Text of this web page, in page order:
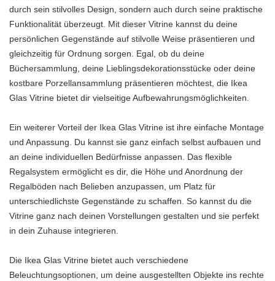
durch sein stilvolles Design, sondern auch durch seine praktische
Funktionalität überzeugt. Mit dieser Vitrine kannst du deine
persönlichen Gegenstände auf stilvolle Weise präsentieren und
gleichzeitig für Ordnung sorgen. Egal, ob du deine
Büchersammlung, deine Lieblingsdekorationsstücke oder deine
kostbare Porzellansammlung präsentieren möchtest, die Ikea
Glas Vitrine bietet dir vielseitige Aufbewahrungsmöglichkeiten.
Ein weiterer Vorteil der Ikea Glas Vitrine ist ihre einfache Montage
und Anpassung. Du kannst sie ganz einfach selbst aufbauen und
an deine individuellen Bedürfnisse anpassen. Das flexible
Regalsystem ermöglicht es dir, die Höhe und Anordnung der
Regalböden nach Belieben anzupassen, um Platz für
unterschiedlichste Gegenstände zu schaffen. So kannst du die
Vitrine ganz nach deinen Vorstellungen gestalten und sie perfekt
in dein Zuhause integrieren.
Die Ikea Glas Vitrine bietet auch verschiedene
Beleuchtungsoptionen, um deine ausgestellten Objekte ins rechte